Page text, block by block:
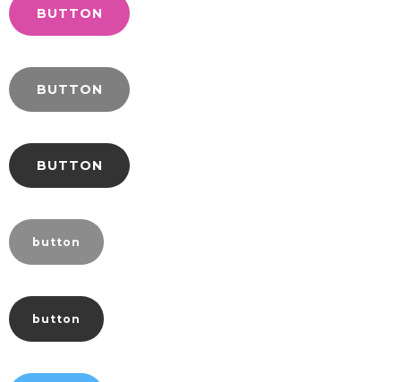
BUTTON
BUTTON
BUTTON
button
button